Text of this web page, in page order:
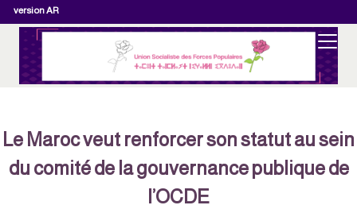
version AR
Le Maroc veut renforcer son statut au sein
du comité de la gouvernance publique de
l’OCDE